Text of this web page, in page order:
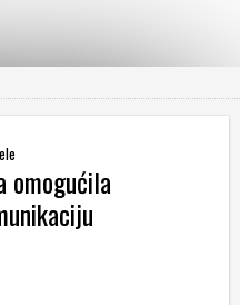
omogućila